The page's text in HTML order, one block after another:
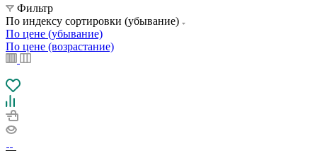
Фильтр
По индексу сортировки (убывание)
По цене (убывание)
По цене (возрастание)